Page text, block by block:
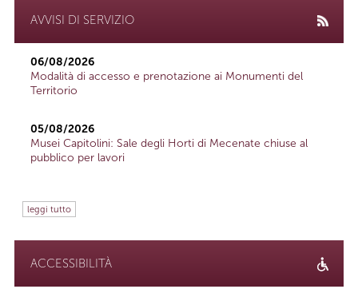
AVVISI DI SERVIZIO
06/08/2026
Modalità di accesso e prenotazione ai Monumenti del
Territorio
05/08/2026
Musei Capitolini: Sale degli Horti di Mecenate chiuse al
pubblico per lavori
leggi tutto
ACCESSIBILITÀ